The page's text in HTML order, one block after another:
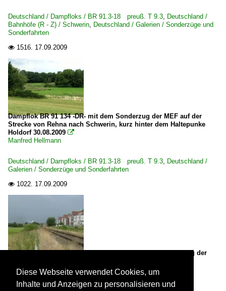
Deutschland / Dampfloks / BR 91.3-18 preuß. T 9.3, Deutschland /
Bahnhöfe (R - Z) / Schwerin, Deutschland / Galerien / Sonderzüge und
Sonderfahrten
 1516. 17.09.2009
Dampflok BR 91 134 -DR- mit dem Sonderzug der MEF auf der
Strecke von Rehna nach Schwerin, kurz hinter dem Haltepunke
Holdorf 30.08.2009 
Manfred Hellmann
Deutschland / Dampfloks / BR 91.3-18 preuß. T 9.3, Deutschland /
Galerien / Sonderzüge und Sonderfahrten
 1022. 17.09.2009
Dampflok BR 91 134 -DR- durchfährt mit "ihrem" Sonderzug der
Manfred Hellmann
Diese Webseite verwendet Cookies, um
Inhalte und Anzeigen zu personalisieren und